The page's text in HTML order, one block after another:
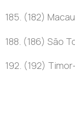
185. (182)
188. (186) São
192. (192)